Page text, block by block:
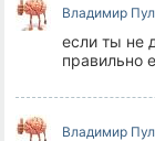
Владимир
если ты не
правильно
Владимир